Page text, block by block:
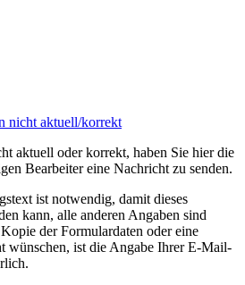
nicht aktuell/korrekt
aktuell oder korrekt, haben Sie hier die
Bearbeiter eine Nachricht zu senden.
ist notwendig, damit dieses
kann, alle anderen Angaben sind
der Formulardaten oder eine
wünschen, ist die Angabe Ihrer E-Mail-